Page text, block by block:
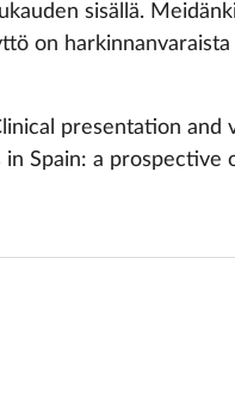
sisällä.
on
presentation
in Spain: a